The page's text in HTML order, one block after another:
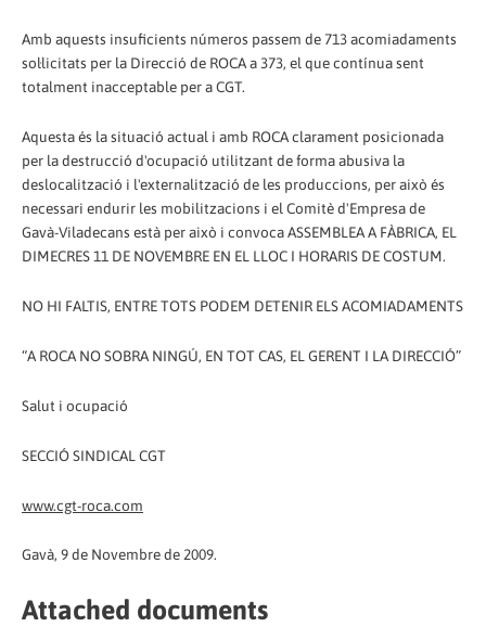
Amb aquests insuficients números passem de 713 acomiadaments
sol·licitats per la Direcció de ROCA a 373, el que contínua sent
totalment inacceptable per a CGT.
Aquesta és la situació actual i amb ROCA clarament posicionada
per la destrucció d'ocupació utilitzant de forma abusiva la
deslocalització i l'externalització de les produccions, per això és
necessari endurir les mobilitzacions i el Comitè d'Empresa de
Gavà-Viladecans està per això i convoca ASSEMBLEA A FÀBRICA, EL
DIMECRES 11 DE NOVEMBRE EN EL LLOC I HORARIS DE COSTUM.
NO HI FALTIS, ENTRE TOTS PODEM DETENIR ELS ACOMIADAMENTS
“A ROCA NO SOBRA NINGÚ, EN TOT CAS, EL GERENT I LA DIRECCIÓ”
Salut i ocupació
SECCIÓ SINDICAL CGT
www.cgt-roca.com
Gavà, 9 de Novembre de 2009.
Attached documents